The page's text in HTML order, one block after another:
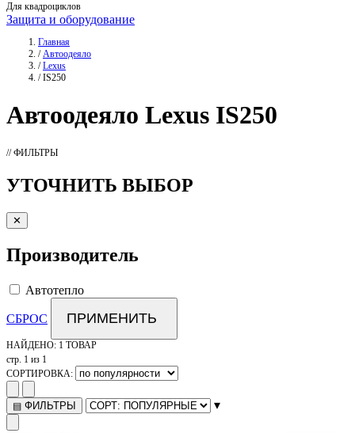
Для квадроциклов
Защита и оборудование
Главная
/ Автоодеяло
/ Lexus
/ IS250
Автоодеяло Lexus IS250
// ФИЛЬТРЫ
УТОЧНИТЬ ВЫБОР
✕
Производитель
Автотепло
СБРОС ПРИМЕНИТЬ
НАЙДЕНО: 1 ТОВАР
стр. 1 из 1
СОРТИРОВКА:
▤ ФИЛЬТРЫ ▾